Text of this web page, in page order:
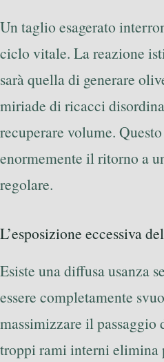
Un taglio esagerato
ciclo vitale. La reazione
sarà quella di generare
miriade di ricacci
recuperare volume.
enormemente il ritorno a
regolare.
L’esposizione eccessiva
Esiste una diffusa usanza
essere completamente
massimizzare il passaggio
troppi rami interni elimina